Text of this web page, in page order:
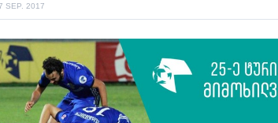
SEP. 2017